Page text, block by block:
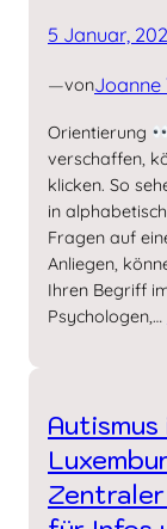
5 Januar,
—vonJoanne
Orientierung
verschaffen,
klicken. So
in
Fragen auf
Anliegen,
Ihren Begriff
Psychologen,…
Autismus